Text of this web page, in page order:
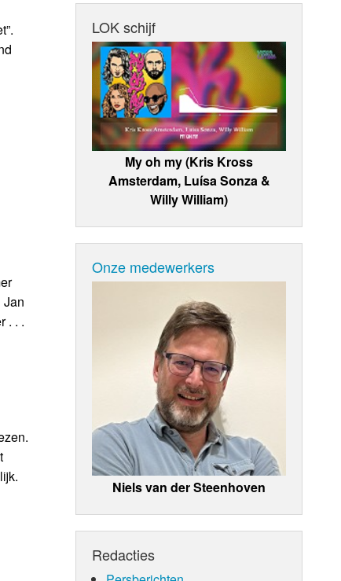
Jan
. . .
LOK schijf
My oh my (Kris Kross
Amsterdam, Luísa Sonza &
Willy William)
Onze medewerkers
Niels van der Steenhoven
Redacties